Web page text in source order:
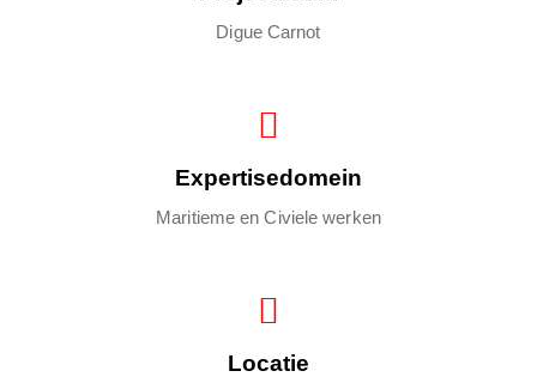
Digue Carnot
Expertisedomein
Maritieme en Civiele werken
Locatie